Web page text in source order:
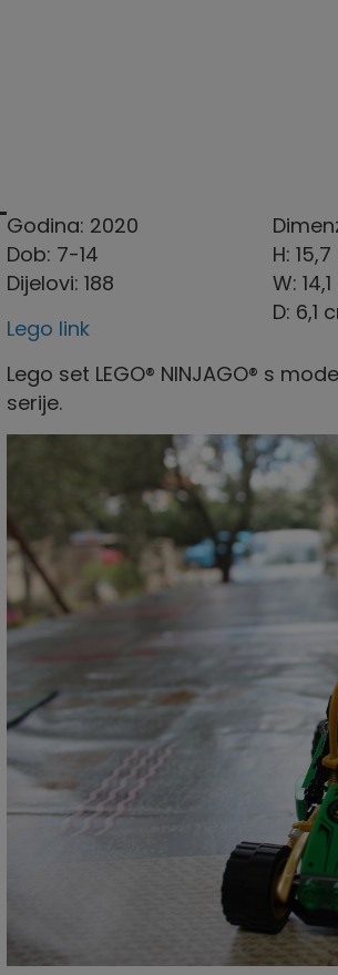
Godina: 2020
Dob: 7-14
Dijelovi: 188
Lego link
H:
W:
D: 6,1
Lego set LEGO® NINJAGO® s
serije.